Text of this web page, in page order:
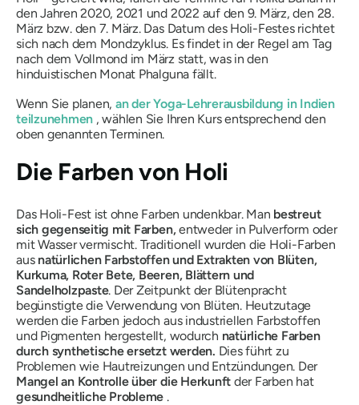
den Jahren 2020, 2021 und 2022 auf den 9. März, den 28.
März bzw. den 7. März. Das Datum des Holi-Festes richtet
sich nach dem Mondzyklus. Es findet in der Regel am Tag
nach dem Vollmond im März statt, was in den
hinduistischen Monat Phalguna fällt.
Wenn Sie planen, an der Yoga-Lehrerausbildung in Indien
teilzunehmen , wählen Sie Ihren Kurs entsprechend den
oben genannten Terminen.
Die Farben von Holi
Das Holi-Fest ist ohne Farben undenkbar. Man bestreut
sich gegenseitig mit Farben,entweder in Pulverform oder
mit Wasser vermischt. Traditionell wurden die Holi-Farben
aus natürlichen Farbstoffen und Extrakten von Blüten,
Kurkuma, Roter Bete, Beeren, Blättern und
Sandelholzpaste. Der Zeitpunkt der Blütenpracht
begünstigte die Verwendung von Blüten. Heutzutage
werden die Farben jedoch aus industriellen Farbstoffen
und Pigmenten hergestellt, wodurch natürliche Farben
durch synthetische ersetzt werden. Dies führt zu
Problemen wie Hautreizungen und Entzündungen. Der
Mangel an Kontrolle über die Herkunft der Farben hat
gesundheitliche Probleme .